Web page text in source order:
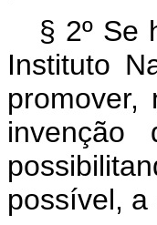
§ 2º Se
Instituto
possível,